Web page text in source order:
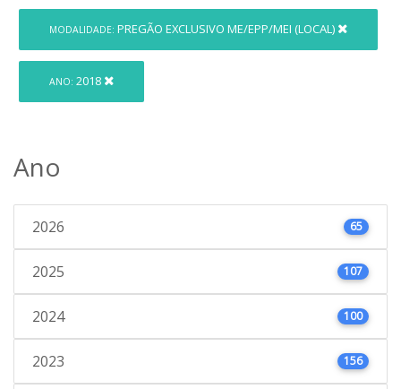
MODALIDADE: PREGÃO EXCLUSIVO ME/EPP/MEI (LOCAL)
ANO: 2018
Ano
2026 65
2025 107
2024 100
2023 156